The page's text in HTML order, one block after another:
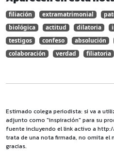
filiación extramatrimonial
biológica
actitud dilatoria
testigos
confeso absolución
colaboración
verdad filiatoria
Estimado colega periodista: si va a
adjunto como "inspiración" para su
fuente incluyendo el link activo a
trata de una nota firmada, no omita el
gracias.